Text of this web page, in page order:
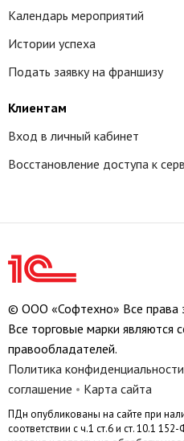
Календарь мероприятий
Истории успеха
Подать заявку на франшизу
Клиентам
Вход в личный кабинет
Восстановление доступа к
© ООО «Софтехно» Все права
Все торговые марки являются
правообладателей.
Политика конфиденциальности
соглашение • Карта сайта
ПДн опубликованы на сайте при
соответствии с ч.1 ст.6 и ст. 10.1